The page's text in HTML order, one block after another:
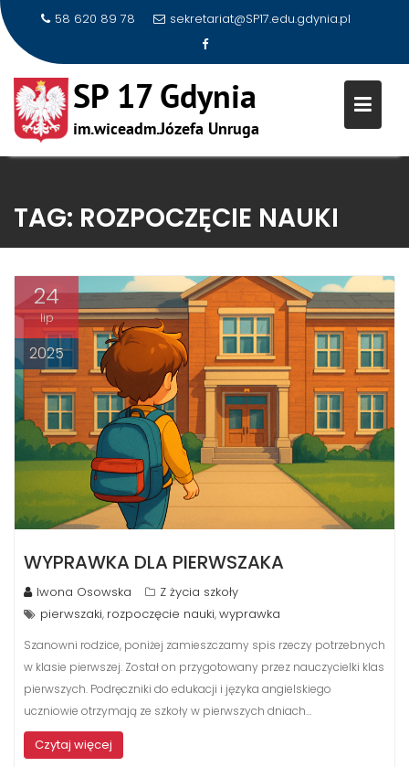
content
58 620 89 78 sekretariat@SP17.edu.gdynia.pl
TAG: ROZPOCZĘCIE NAUKI
24
lip
2025
WYPRAWKA DLA PIERWSZAKA
Iwona Osowska
Z życia szkoły
pierwszaki, rozpoczęcie nauki,wyprawka
Szanowni rodzice, poniżej zamieszczamy spis rzeczy potrzebnych
w klasie pierwszej. Został on przygotowany przez nauczycielki klas
pierwszych. Podręczniki do edukacji i języka angielskiego
uczniowie otrzymają ze szkoły w pierwszych dniach…
Czytaj więcej